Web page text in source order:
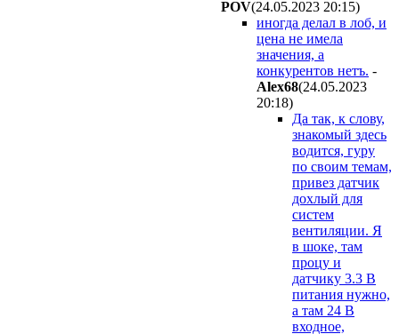
POV(24.05.2023 20:15)
иногда делал в лоб, и
цена не имела
значения, а
конкурентов нетъ. -
Alex68(24.05.2023
20:18)
Да так, к слову,
знакомый здесь
водится, гуру
по своим темам,
привез датчик
дохлый для
систем
вентиляции. Я
в шоке, там
процу и
датчику 3.3 В
питания нужно,
а там 24 В
входное,